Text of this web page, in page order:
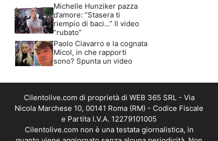
Michelle Hunziker pazza
d’amore: “Stasera ti
riempio di baci…” Il video
“rubato”
Paolo Ciavarro e la cognata
Micol, in che rapporti
sono? Spunta un video
Cilentolive.com di proprietà di WEB 365 SRL - Via
Nicola Marchese 10, 00141 Roma (RM) - Codice Fiscale
e Partita I.V.A. 12279101005
Cilentolive.com non è una testata giornalistica, in